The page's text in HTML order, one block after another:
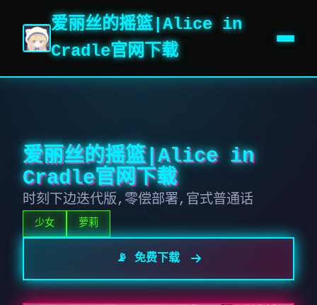
爱丽丝的摇篮|Alice in
Cradle官网下载
爱丽丝的摇篮|Alice in
Cradle官网下载
时刻下边迭代版,零偿部署,官式普通话
少女 萝莉
📡 免费下载